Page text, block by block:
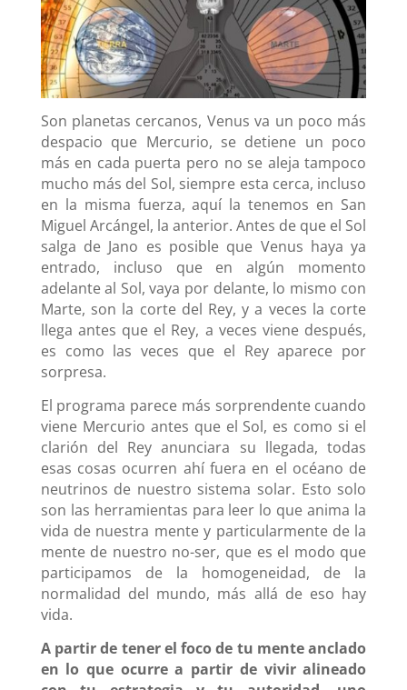
Son planetas cercanos, Venus va un poco más
despacio que Mercurio, se detiene un poco
más en cada puerta pero no se aleja tampoco
mucho más del Sol, siempre esta cerca, incluso
en la misma fuerza, aquí la tenemos en San
Miguel Arcángel, la anterior. Antes de que el Sol
salga de Jano es posible que Venus haya ya
entrado, incluso que en algún momento
adelante al Sol, vaya por delante, lo mismo con
Marte, son la corte del Rey, y a veces la corte
llega antes que el Rey, a veces viene después,
es como las veces que el Rey aparece por
sorpresa.
El programa parece más sorprendente cuando
viene Mercurio antes que el Sol, es como si el
clarión del Rey anunciara su llegada, todas
esas cosas ocurren ahí fuera en el océano de
neutrinos de nuestro sistema solar. Esto solo
son las herramientas para leer lo que anima la
vida de nuestra mente y particularmente de la
mente de nuestro no-ser, que es el modo que
participamos de la homogeneidad, de la
normalidad del mundo, más allá de eso hay
vida.
A partir de tener el foco de tu mente anclado
en lo que ocurre a partir de vivir alineado